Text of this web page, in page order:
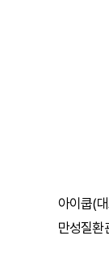
아이쿱(
만성질환